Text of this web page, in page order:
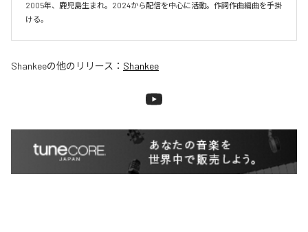
2005年、鹿児島生まれ。2024から配信を中心に活動。作詞作曲編曲を手掛
ける。
Shankeeの他のリリース： Shankee